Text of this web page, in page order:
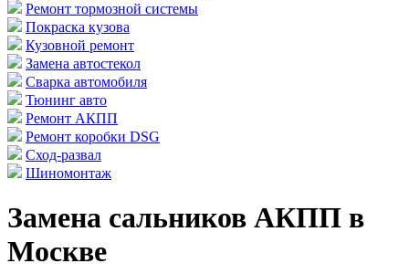
Ремонт тормозной системы
Покраска кузова
Кузовной ремонт
Замена автостекол
Сварка автомобиля
Тюнинг авто
Ремонт АКПП
Ремонт коробки DSG
Сход-развал
Шиномонтаж
Замена сальников АКПП в
Москве